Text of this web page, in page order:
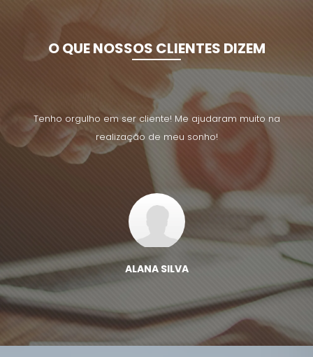
O QUE NOSSOS CLIENTES DIZEM
na Tenho orgulho em ser cliente! Me ajudaram muito na
realização de meu sonho!
ALANA SILVA